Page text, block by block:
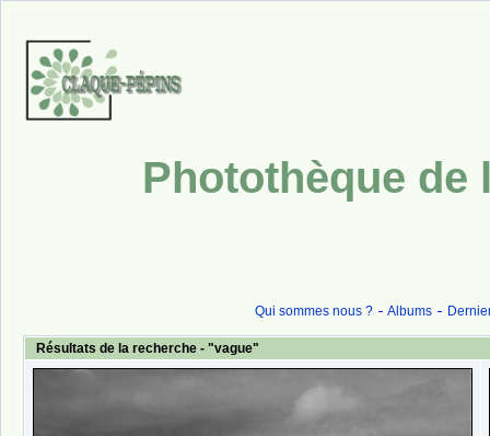
Photothèque de
Qui sommes nous ? Albums
Résultats de la recherche - "vague"